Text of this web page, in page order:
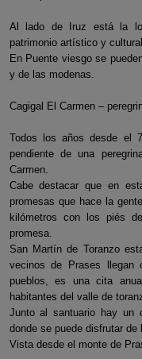
Al lado de Iruz está la
patrimonio artístico y
En Puente viesgo se
y de las modenas.
Cagigal El Carmen –
Todos los años desde el
pendiente de una
Carmen.
Cabe destacar que en
promesas que hace la
kilómetros con los piés
promesa.
San Martín de Toranzo
vecinos de Prases
pueblos, es una cita
habitantes del valle de
Junto al santuario hay un
donde se puede disfrutar
Vista desde el monte de